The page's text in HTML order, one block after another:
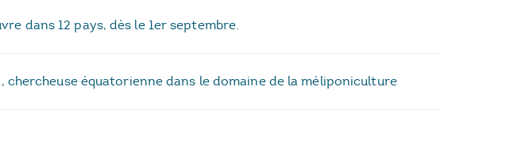
dans 12 pays, dès le 1er septembre.
équatorienne dans le domaine de la méliponiculture